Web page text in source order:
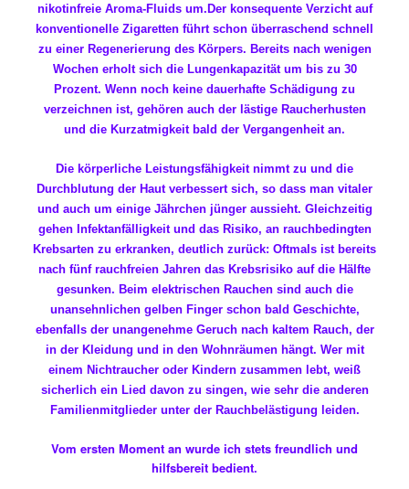
nikotinfreie Aroma-Fluids um.Der konsequente Verzicht auf
konventionelle Zigaretten führt schon überraschend schnell
zu einer Regenerierung des Körpers. Bereits nach wenigen
Wochen erholt sich die Lungenkapazität um bis zu 30
Prozent. Wenn noch keine dauerhafte Schädigung zu
verzeichnen ist, gehören auch der lästige Raucherhusten
und die Kurzatmigkeit bald der Vergangenheit an.
Die körperliche Leistungsfähigkeit nimmt zu und die
Durchblutung der Haut verbessert sich, so dass man vitaler
und auch um einige Jährchen jünger aussieht. Gleichzeitig
gehen Infektanfälligkeit und das Risiko, an rauchbedingten
Krebsarten zu erkranken, deutlich zurück: Oftmals ist bereits
nach fünf rauchfreien Jahren das Krebsrisiko auf die Hälfte
gesunken. Beim elektrischen Rauchen sind auch die
unansehnlichen gelben Finger schon bald Geschichte,
ebenfalls der unangenehme Geruch nach kaltem Rauch, der
in der Kleidung und in den Wohnräumen hängt. Wer mit
einem Nichtraucher oder Kindern zusammen lebt, weiß
sicherlich ein Lied davon zu singen, wie sehr die anderen
Familienmitglieder unter der Rauchbelästigung leiden.
Vom ersten Moment an wurde ich stets freundlich und
hilfsbereit bedient.